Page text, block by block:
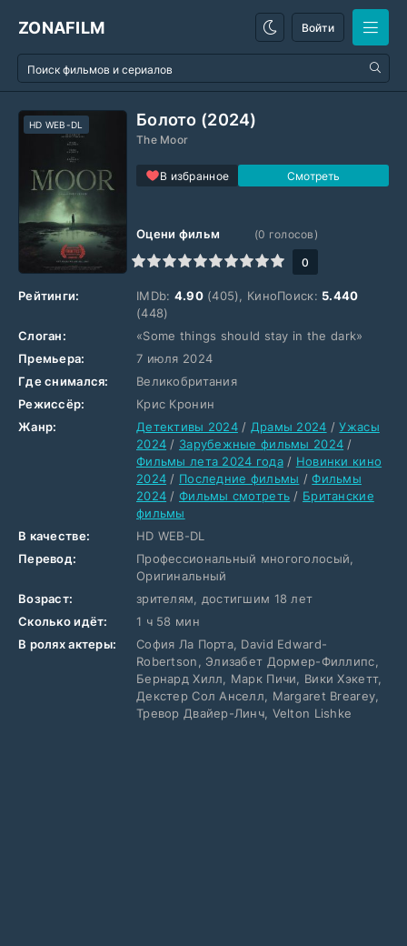
ZONAFILM Войти
Болото (2024)
The Moor
В избранное
HD WEB-DL
Оцени фильм
2 3 4 7 8 9 10
(0 голосов)
0
Рейтинги: IMDb: 4.90(405), КиноПоиск: 5.440
(448)
Слоган:
«Some things should stay in the dark»
Премьера:
7 июля 2024
Где снимался:
Великобритания
Режиссёр:
Крис Кронин
Жанр:
Детективы 2024/ Драмы 2024 /Ужасы
2024 / Зарубежные фильмы 2024 /
Фильмы лета 2024 года/ Новинки кино
2024 / Последние фильмы /Фильмы
2024 / Фильмы смотреть / Британские
фильмы
В качестве:
HD WEB-DL
Перевод:
Профессиональный многоголосый,
Оригинальный
Возраст:
зрителям, достигшим 18 лет
Сколько идёт:
1 ч 58 мин
В ролях актеры:
София Ла Порта, David Edward-
Robertson, Элизабет Дормер-Филлипс,
Бернард Хилл, Марк Пичи, Вики Хэкетт,
Декстер Сол Анселл, Margaret Brearey,
Тревор Двайер-Линч, Velton Lishke